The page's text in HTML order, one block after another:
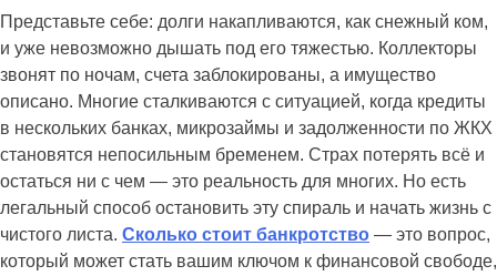
Представьте себе: долги накапливаются, как снежный ком,
и уже невозможно дышать под его тяжестью. Коллекторы
звонят по ночам, счета заблокированы, а имущество
описано. Многие сталкиваются с ситуацией, когда кредиты
в нескольких банках, микрозаймы и задолженности по ЖКХ
становятся непосильным бременем. Страх потерять всё и
остаться ни с чем — это реальность для многих. Но есть
легальный способ остановить эту спираль и начать жизнь с
чистого листа. Сколько стоит банкротство — это вопрос,
который может стать вашим ключом к финансовой свободе,